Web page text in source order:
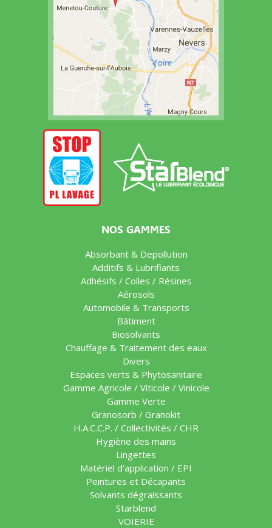
NOS GAMMES
Absorbant & Depollution
Additifs & Lubrifiants
Adhésifs / Colles / Résines
Aérosols
Automobile & Transports
Bâtiment
Biosolvants
Chauffage & Traitement des eaux
Divers
Espaces verts & Phytosanitaire
Gamme Agricole / Viticole / Vinicole
Gamme Verte
Granosorb / Granokit
H.A.C.C.P. / Collectivités / CHR
Hygiène des mains
Lingettes
Matériel d'application / EPI
Peintures et Décapants
Solvants dégraissants
Starblend
VOIERIE